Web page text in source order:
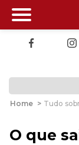
Home > Tudo
O que